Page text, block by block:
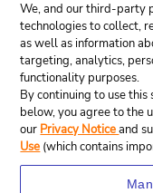
We, and our third-party
technologies to collect,
as well as information
targeting, analytics,
functionality purposes.
By continuing to use
below, you agree to the
our Privacy Noticeand
Use (which contains